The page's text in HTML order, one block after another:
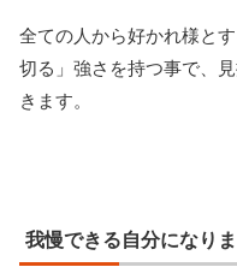
全ての人から好かれ様と
切る」強さを持つ事で、
きます。
我慢できる自分になり